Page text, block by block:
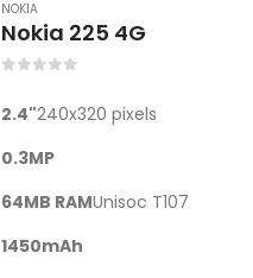
NOKIA
Nokia 225 4G
2.4"240x320 pixels
0.3MP
64MB RAMUnisoc T107
1450mAh